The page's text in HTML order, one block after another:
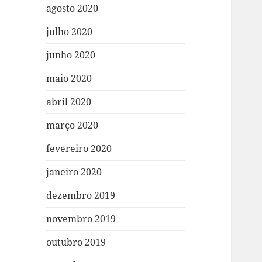
agosto 2020
julho 2020
junho 2020
maio 2020
abril 2020
março 2020
fevereiro 2020
janeiro 2020
dezembro 2019
novembro 2019
outubro 2019